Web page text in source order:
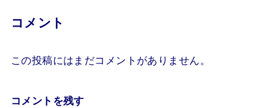
コメント
この投稿にはまだコメントがありません。
コメントを残す